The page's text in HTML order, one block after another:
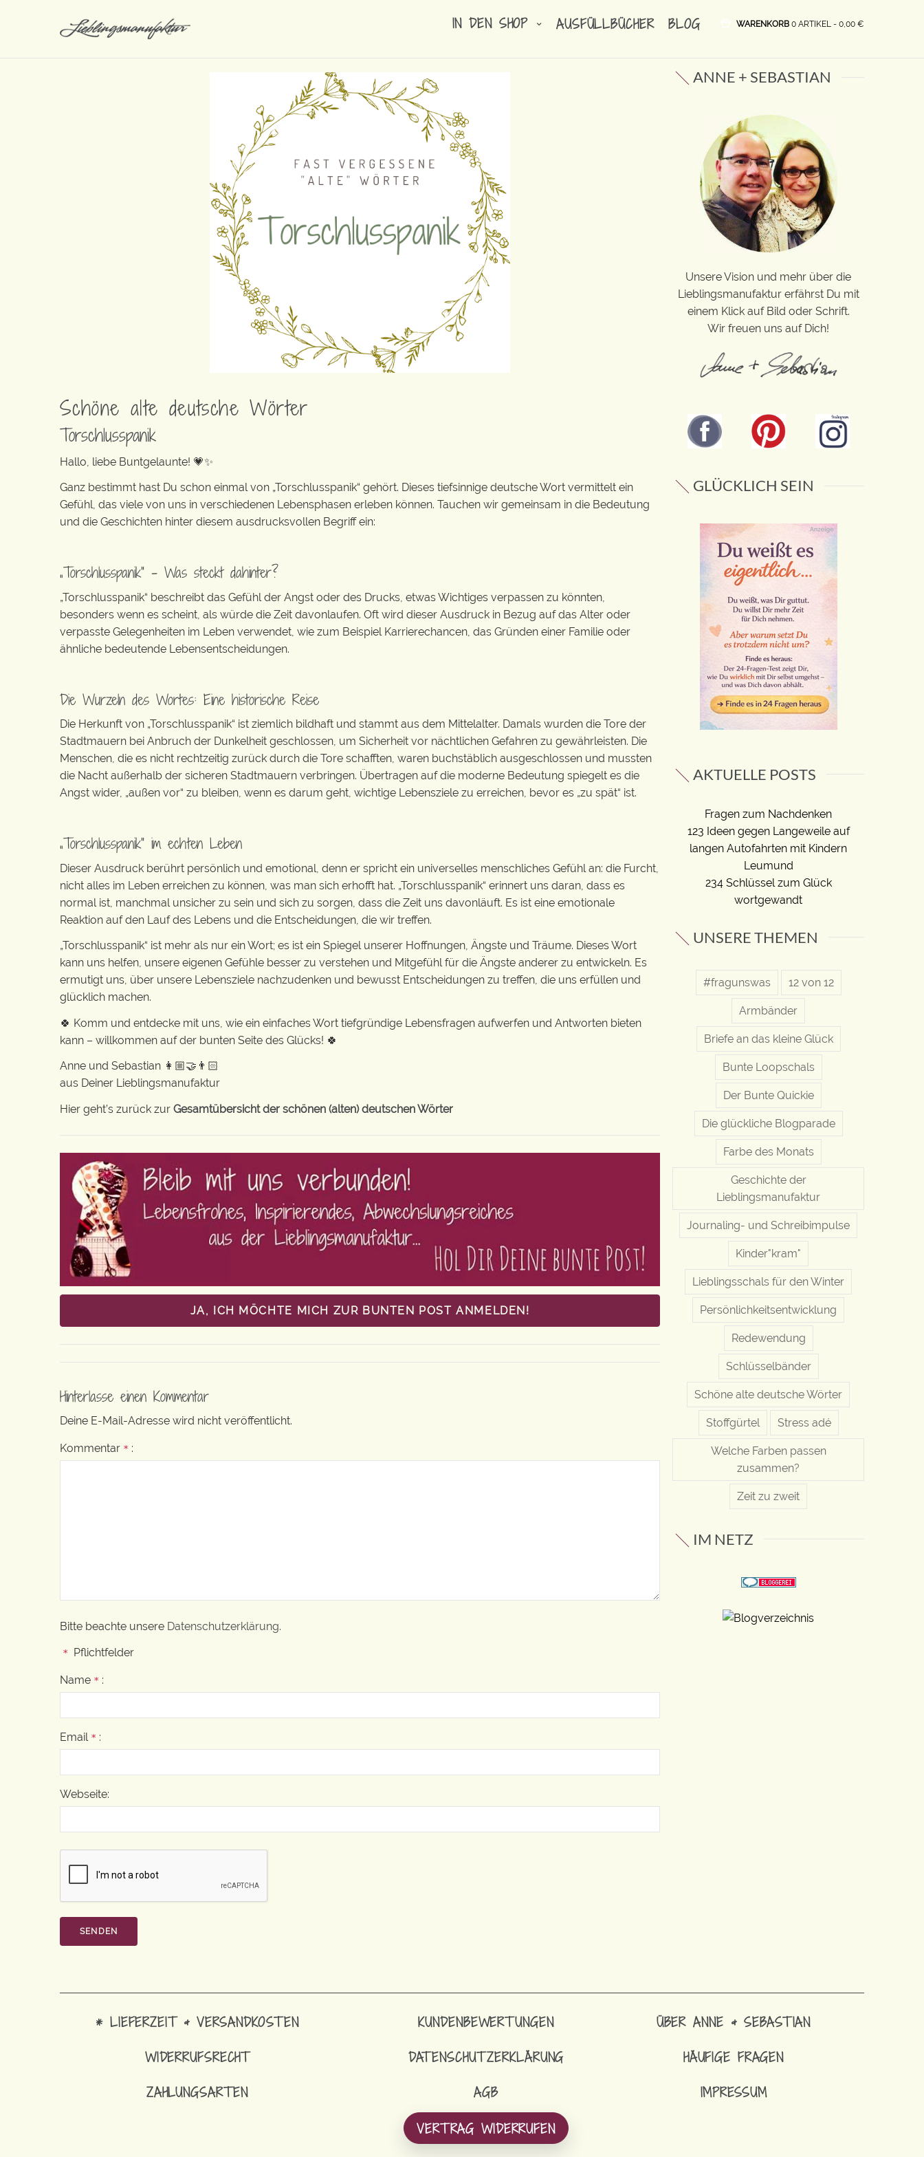
IN DEN SHOP AUSFÜLLBÜCHER BLOG WARENKORB 0 ARTIKEL - 0,00 €
Schöne alte deutsche Wörter
Torschlusspanik
Hallo, liebe Buntgelaunte! 💗✨
Ganz bestimmt hast Du schon einmal von „Torschlusspanik“ gehört. Dieses tiefsinnige deutsche Wort vermittelt ein
Gefühl, das viele von uns in verschiedenen Lebensphasen erleben können. Tauchen wir gemeinsam in die Bedeutung
und die Geschichten hinter diesem ausdrucksvollen Begriff ein:
„Torschlusspanik“ – Was steckt dahinter?
„Torschlusspanik“ beschreibt das Gefühl der Angst oder des Drucks, etwas Wichtiges verpassen zu könnten,
besonders wenn es scheint, als würde die Zeit davonlaufen. Oft wird dieser Ausdruck in Bezug auf das Alter oder
verpasste Gelegenheiten im Leben verwendet, wie zum Beispiel Karrierechancen, das Gründen einer Familie oder
ähnliche bedeutende Lebensentscheidungen.
Die Wurzeln des Wortes: Eine historische Reise
Die Herkunft von „Torschlusspanik“ ist ziemlich bildhaft und stammt aus dem Mittelalter. Damals wurden die Tore der
Stadtmauern bei Anbruch der Dunkelheit geschlossen, um Sicherheit vor nächtlichen Gefahren zu gewährleisten. Die
Menschen, die es nicht rechtzeitig zurück durch die Tore schafften, waren buchstäblich ausgeschlossen und mussten
die Nacht außerhalb der sicheren Stadtmauern verbringen. Übertragen auf die moderne Bedeutung spiegelt es die
Angst wider, „außen vor“ zu bleiben, wenn es darum geht, wichtige Lebensziele zu erreichen, bevor es „zu spät“ ist.
„Torschlusspanik“ im echten Leben
Dieser Ausdruck berührt persönlich und emotional, denn er spricht ein universelles menschliches Gefühl an: die Furcht,
nicht alles im Leben erreichen zu können, was man sich erhofft hat. „Torschlusspanik“ erinnert uns daran, dass es
normal ist, manchmal unsicher zu sein und sich zu sorgen, dass die Zeit uns davonläuft. Es ist eine emotionale
Reaktion auf den Lauf des Lebens und die Entscheidungen, die wir treffen.
„Torschlusspanik“ ist mehr als nur ein Wort; es ist ein Spiegel unserer Hoffnungen, Ängste und Träume. Dieses Wort
kann uns helfen, unsere eigenen Gefühle besser zu verstehen und Mitgefühl für die Ängste anderer zu entwickeln. Es
ermutigt uns, über unsere Lebensziele nachzudenken und bewusst Entscheidungen zu treffen, die uns erfüllen und
glücklich machen.
🍀 Komm und entdecke mit uns, wie ein einfaches Wort tiefgründige Lebensfragen aufwerfen und Antworten bieten
kann – willkommen auf der bunten Seite des Glücks! 🍀
Anne und Sebastian 👩🏼‍🤝‍👨🏻
aus Deiner Lieblingsmanufaktur
Hier geht’s zurück zur Gesamtübersicht der schönen (alten) deutschen Wörter
JA, ICH MÖCHTE MICH ZUR BUNTEN POST ANMELDEN!
Hinterlasse einen Kommentar
Deine E-Mail-Adresse wird nicht veröffentlicht.
Kommentar * :
Bitte beachte unsere Datenschutzerklärung.
* Pflichtfelder
Name * :
Email * :
Webseite:
ANNE + SEBASTIAN
Unsere Vision und mehr über die
Lieblingsmanufaktur erfährst Du mit
einem Klick auf Bild oder Schrift.
Wir freuen uns auf Dich!
GLÜCKLICH SEIN
AKTUELLE POSTS
Fragen zum Nachdenken
123 Ideen gegen Langeweile auf
langen Autofahrten mit Kindern
Leumund
234 Schlüssel zum Glück
wortgewandt
UNSERE THEMEN
#fragunswas 12 von 12
Armbänder
Briefe an das kleine Glück
Bunte Loopschals
Der Bunte Quickie
Die glückliche Blogparade
Farbe des Monats
Geschichte der
Lieblingsmanufaktur
Journaling- und Schreibimpulse
Kinder"kram"
Lieblingsschals für den Winter
Persönlichkeitsentwicklung
Redewendung
Schlüsselbänder
Schöne alte deutsche Wörter
Stoffgürtel Stress adé
Welche Farben passen
zusammen?
Zeit zu zweit
IM NETZ
* LIEFERZEIT & VERSANDKOSTEN
WIDERRUFSRECHT
ZAHLUNGSARTEN
KUNDENBEWERTUNGEN
DATENSCHUTZERKLÄRUNG
AGB
VERTRAG WIDERRUFEN
ÜBER ANNE & SEBASTIAN
HÄUFIGE FRAGEN
IMPRESSUM